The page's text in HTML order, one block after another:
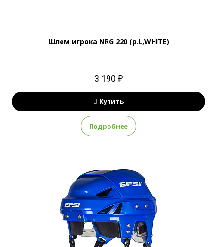
Шлем игрока NRG 220 (р.L,WHITE)
3 190 ₽
Купить
Подробнее